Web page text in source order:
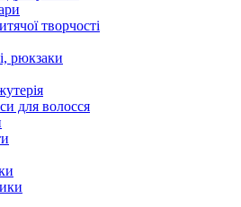
творчості
рюкзаки
для волосся